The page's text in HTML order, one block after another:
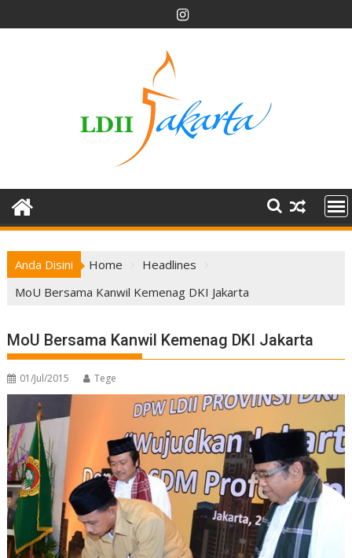
to
Anda Disini Home
Headlines
MoU Bersama Kanwil Kemenag DKI Jakarta
MoU Bersama Kanwil Kemenag DKI Jakarta
01/Jul/2015 Tege